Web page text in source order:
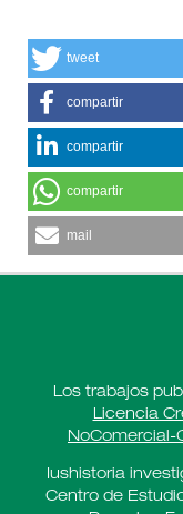
tweet
compartir
compartir
compartir
mail
Los trabajos
Licencia
NoComercial-
Iushistoria
Centro de